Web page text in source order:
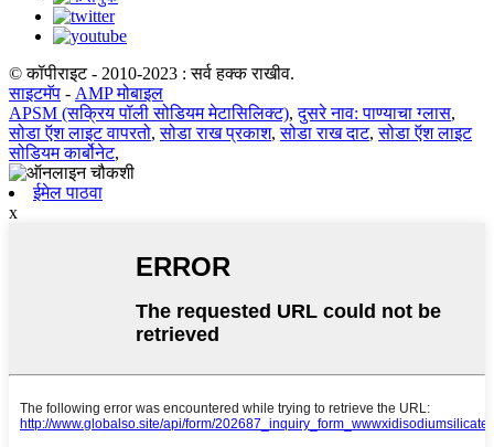
© कॉपीराइट - 2010-2023 : सर्व हक्क राखीव.
साइटमॅप - AMP मोबाइल
APSM (सक्रिय पॉली सोडियम मेटासिलिक्ट),दुसरे नाव: पाण्याचा ग्लास,
सोडा ऍश लाइट वापरतो,सोडा राख प्रकाश,सोडा राख दाट,सोडा ऍश लाइट
सोडियम कार्बोनेट,
ईमेल पाठवा
x